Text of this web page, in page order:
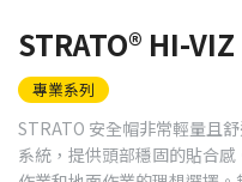
STRATO® HI-VIZ
專業系列
STRATO 安全帽非常輕量且
系統，提供頭部穩固的貼合